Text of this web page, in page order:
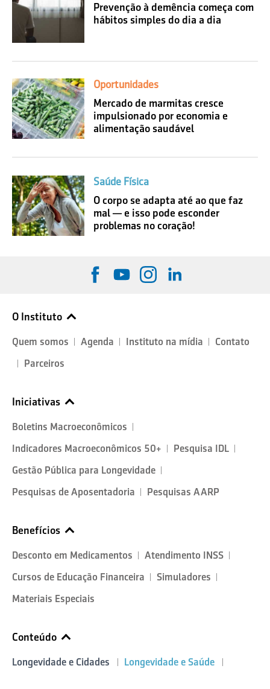
Prevenção à demência começa com
hábitos simples do dia a dia
Oportunidades
Mercado de marmitas cresce
impulsionado por economia e
alimentação saudável
Saúde Física
O corpo se adapta até ao que faz
mal — e isso pode esconder
problemas no coração!
O Instituto
Quem somos Agenda Instituto na mídia
Contato
Parceiros
Iniciativas
Boletins Macroeconômicos
Indicadores Macroeconômicos 50+
Pesquisa IDL
Gestão Pública para Longevidade
Pesquisas de Aposentadoria
Pesquisas AARP
Benefícios
Desconto em Medicamentos
Atendimento INSS
Cursos de Educação Financeira
Simuladores
Materiais Especiais
Conteúdo
Longevidade e Cidades Longevidade e Saúde